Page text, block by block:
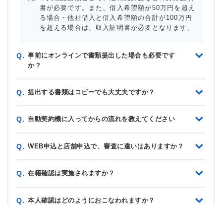
書が必要です。また、借入希望額が50万円を超え
る場合・他社借入と借入希望額の合計が100万円
を超える場合は、収入証明書が必要となります。
Q. 事前にオンラインで書類提出した場合も必要です
か？
Q. 提出する書類はコピーでも大丈夫ですか？
Q. 自動契約機に入ってからの流れを教えてください
Q. WEB申込と店舗申込で、審査に違いはありますか？
Q. 在籍確認は実施されますか？
Q. 本人確認はどのようにおこなわれますか？